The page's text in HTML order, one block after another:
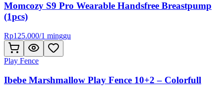
Momcozy S9 Pro Wearable Handsfree Breastpump
(1pcs)
Rp125.000/1 minggu
Play Fence
Ibebe Marshmallow Play Fence 10+2 – Colorfull